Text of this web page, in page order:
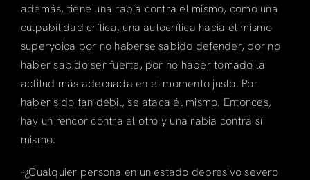
además, tiene una rabia contra él mismo, como una
culpabilidad crítica, una autocrítica hacia él mismo
superyoica por no haberse sabido defender, por no
haber sabido ser fuerte, por no haber tomado la
actitud más adecuada en el momento justo. Por
haber sido tan débil, se ataca él mismo. Entonces,
hay un rencor contra el otro y una rabia contra sí
mismo.
–¿Cualquier persona en un estado depresivo severo